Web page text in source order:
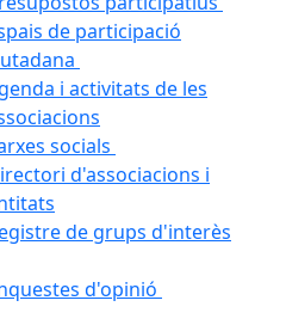
de participació
i activitats de les
socials
d'associacions i
de grups d'interès
d'opinió